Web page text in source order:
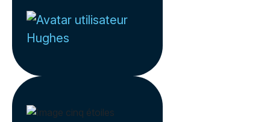
Hughes